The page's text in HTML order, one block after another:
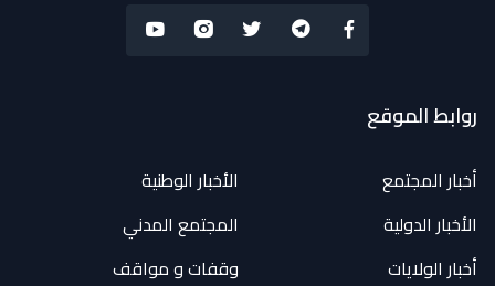
روابط الموقع
أخبار المجتمع
الأخبار الوطنية
الأخبار الدولية
المجتمع المدني
أخبار الولايات
وقفات و مواقف